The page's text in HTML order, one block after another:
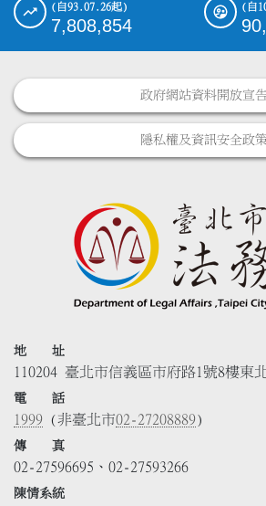
(自93.07.26起)
7,808,854
(自
政府網站資料開放宣
隱私權及資訊安全政
地 址
110204 臺北市信義區市府路1號8樓東
電 話
1999 (非臺北市02-27208889)
傳 真
02-27596695、02-27593266
陳情系統